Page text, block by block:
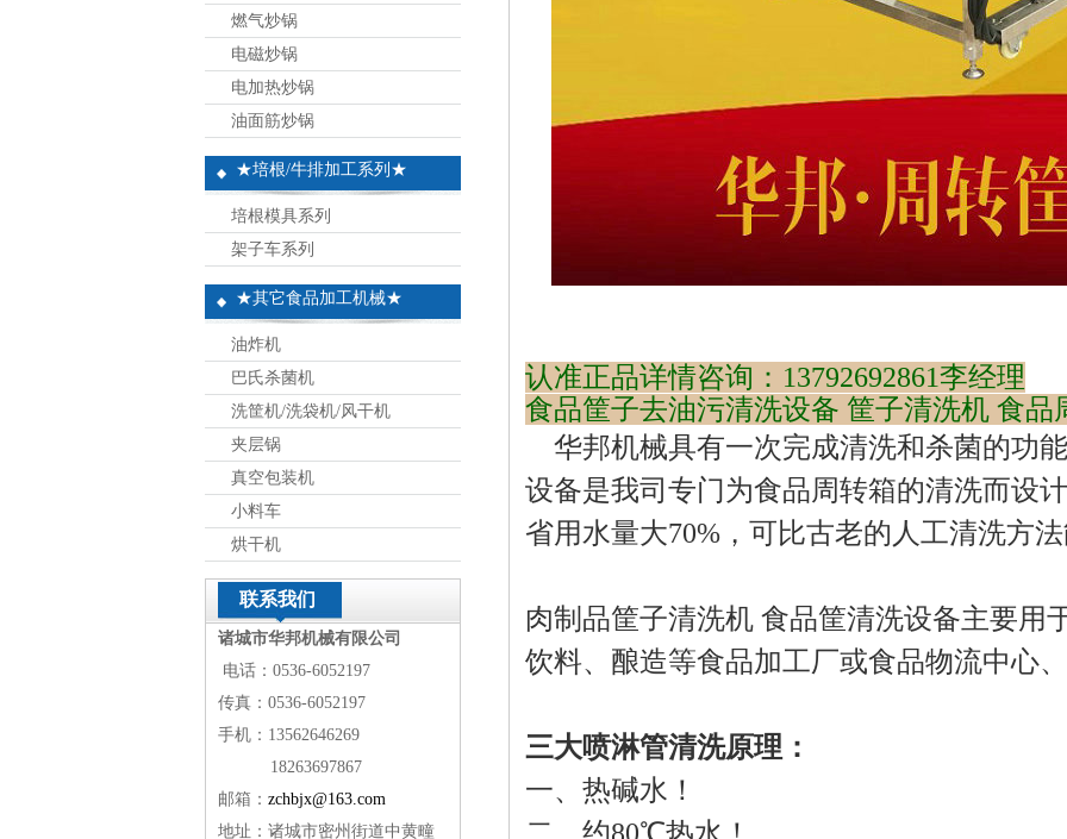
燃气炒锅
电磁炒锅
电加热炒锅
油面筋炒锅
★培根/牛排加工系列★
培根模具系列
架子车系列
★其它食品加工机械★
油炸机
巴氏杀菌机
洗筐机/洗袋机/风干机
夹层锅
真空包装机
小料车
烘干机
联系我们
诸城市华邦机械有限公司
电话：0536-6052197
传真：0536-6052197
手机：13562646269
18263697867
邮箱： zchbjx@163.com
地址：诸城市密州街道中黄疃
认准正品详情咨询：13792692861李经理
食品筐子去油污清洗设备 筐子清洗机 食
华邦机械具有一次完成清洗和杀菌的功
设备是我司专门为食品周转箱的清洗而设
省用水量大70%，可比古老的人工清洗方
肉制品筐子清洗机 食品筐清洗设备主要用
饮料、酿造等食品加工厂或食品物流中心
三大喷淋管清洗原理：
一、热碱水！